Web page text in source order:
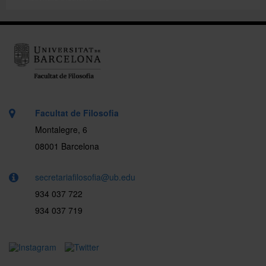
Facultat de Filosofia
Montalegre, 6
08001 Barcelona
secretariafilosofia@ub.edu
934 037 722
934 037 719